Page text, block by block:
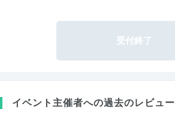
受付終了
イベント主催者への過去のレビュー